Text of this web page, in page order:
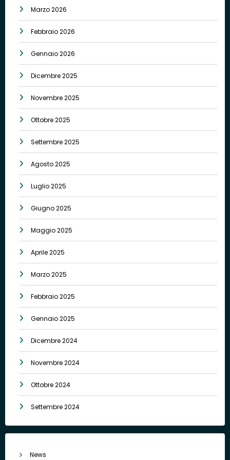
Marzo 2026
Febbraio 2026
Gennaio 2026
Dicembre 2025
Novembre 2025
Ottobre 2025
Settembre 2025
Agosto 2025
Luglio 2025
Giugno 2025
Maggio 2025
Aprile 2025
Marzo 2025
Febbraio 2025
Gennaio 2025
Dicembre 2024
Novembre 2024
Ottobre 2024
Settembre 2024
News